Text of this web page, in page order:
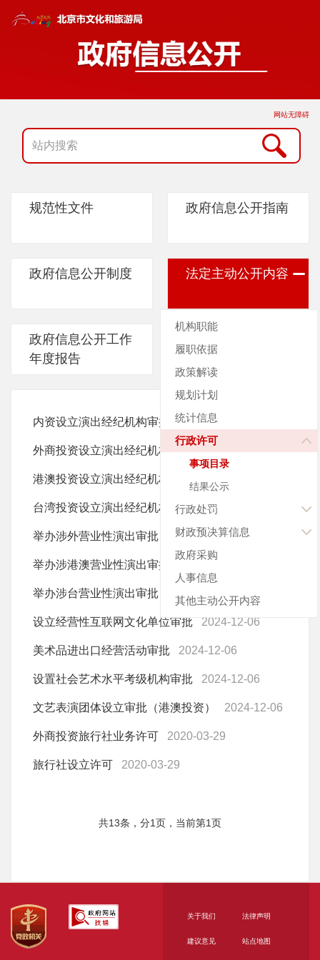
网站无障碍
规范性文件 政府信息公开指南
政府信息公开制度 法定主动公开内容
机构职能
履职依据
政策解读
规划计划
统计信息
行政许可
事项目录
结果公示
行政处罚
财政预决算信息
政府采购
人事信息
其他主动公开内容
政府信息公开工作
年度报告
内资设立演出经纪机构审批 2024-12-06
外商投资设立演出经纪机构审批 2024-12-06
港澳投资设立演出经纪机构审批
台湾投资设立演出经纪机构审批 2024-12-06
举办涉外营业性演出审批 2024-12-06
举办涉港澳营业性演出审批
举办涉台营业性演出审批 2024-12-06
设立经营性互联网文化单位审批 2024-12-06
美术品进出口经营活动审批 2024-12-06
设置社会艺术水平考级机构审批 2024-12-06
文艺表演团体设立审批（港澳投资） 2024-12-06
外商投资旅行社业务许可 2020-03-29
旅行社设立许可 2020-03-29
共13条，分1页，当前第1页
关于我们 法律声明
建议意见 站点地图